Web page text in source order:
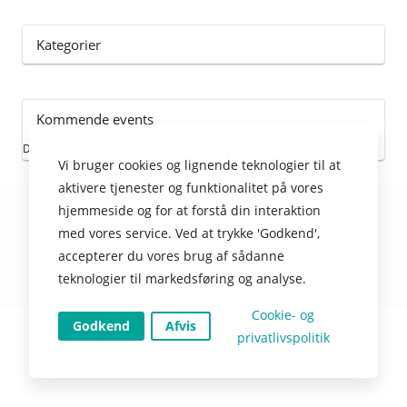
Kategorier
Kommende events
Der er ingen kommende events
© TIMEmSYSTEM ApS
Nulstil cookies
Vi bruger cookies og lignende teknologier til at
aktivere tjenester og funktionalitet på vores
hjemmeside og for at forstå din interaktion
med vores service. Ved at trykke 'Godkend',
accepterer du vores brug af sådanne
teknologier til markedsføring og analyse.
Godkend Afvis
Cookie- og
privatlivspolitik